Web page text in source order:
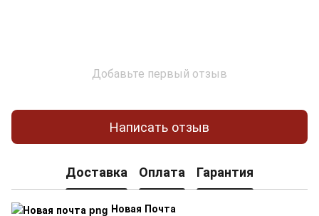
Добавьте первый отзыв
Написать отзыв
Доставка Оплата Гарантия
Новая Почта